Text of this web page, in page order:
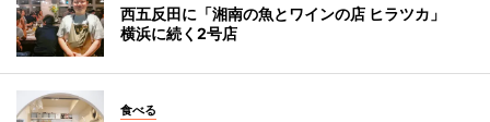
西五反田に「湘南の魚とワインの店 ヒラツカ」
横浜に続く2号店
食べる